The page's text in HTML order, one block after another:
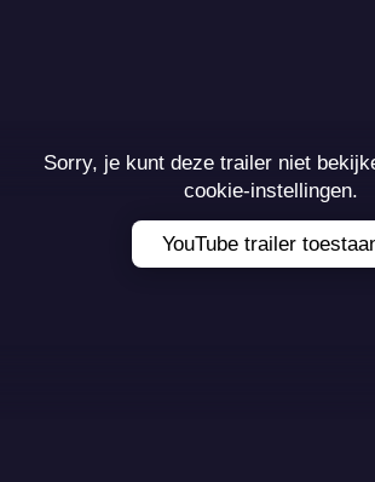
Sorry, je kunt deze trailer niet
cookie-instellingen.
YouTube trailer